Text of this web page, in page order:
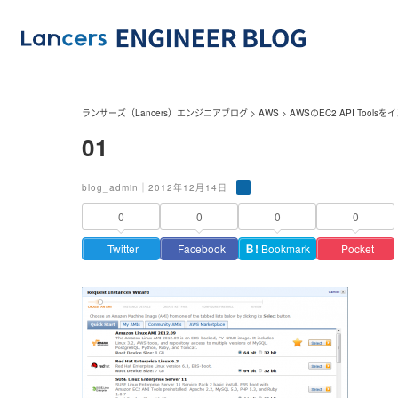
ランサーズ（Lancers）エンジニアブログ > AWS > AWSのEC2 API Toolsを
01
blog_admin｜2012年12月14日
0
Twitter
0
Facebook
0
Ｂ! Bookmark
0
Pocket